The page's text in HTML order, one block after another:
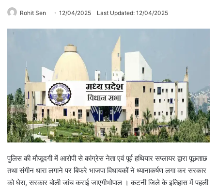
Rohit Sen 12/04/2025 Last Updated: 12/04/2025
पुलिस की मौजूदगी में आरोपी से कांग्रेस नेता एवं पूर्व हथियार सप्लायर द्वारा पूछताछ
तथा संगीन धारा लगाने पर बिफरे भाजपा विधायकों ने ध्यानाकर्षण लगा कर सरकार
को घेरा, सरकार बोली जांच कराई जाएगीभोपाल । कटनी जिले के इतिहास में पहली